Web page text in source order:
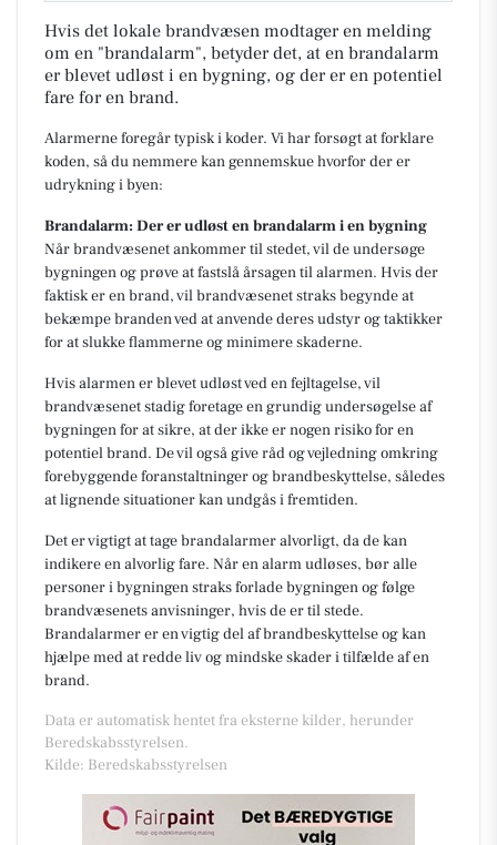
Hvis det lokale brandvæsen modtager en melding
om en "brandalarm", betyder det, at en brandalarm
er blevet udløst i en bygning, og der er en potentiel
fare for en brand.
Alarmerne foregår typisk i koder. Vi har forsøgt at forklare
koden, så du nemmere kan gennemskue hvorfor der er
udrykning i byen:
Brandalarm: Der er udløst en brandalarm i en bygning
Når brandvæsenet ankommer til stedet, vil de undersøge
bygningen og prøve at fastslå årsagen til alarmen. Hvis der
faktisk er en brand, vil brandvæsenet straks begynde at
bekæmpe branden ved at anvende deres udstyr og taktikker
for at slukke flammerne og minimere skaderne.
Hvis alarmen er blevet udløst ved en fejltagelse, vil
brandvæsenet stadig foretage en grundig undersøgelse af
bygningen for at sikre, at der ikke er nogen risiko for en
potentiel brand. De vil også give råd og vejledning omkring
forebyggende foranstaltninger og brandbeskyttelse, således
at lignende situationer kan undgås i fremtiden.
Det er vigtigt at tage brandalarmer alvorligt, da de kan
indikere en alvorlig fare. Når en alarm udløses, bør alle
personer i bygningen straks forlade bygningen og følge
brandvæsenets anvisninger, hvis de er til stede.
Brandalarmer er en vigtig del af brandbeskyttelse og kan
hjælpe med at redde liv og mindske skader i tilfælde af en
brand.
Data er automatisk hentet fra eksterne kilder, herunder
Beredskabsstyrelsen.
Kilde: Beredskabsstyrelsen